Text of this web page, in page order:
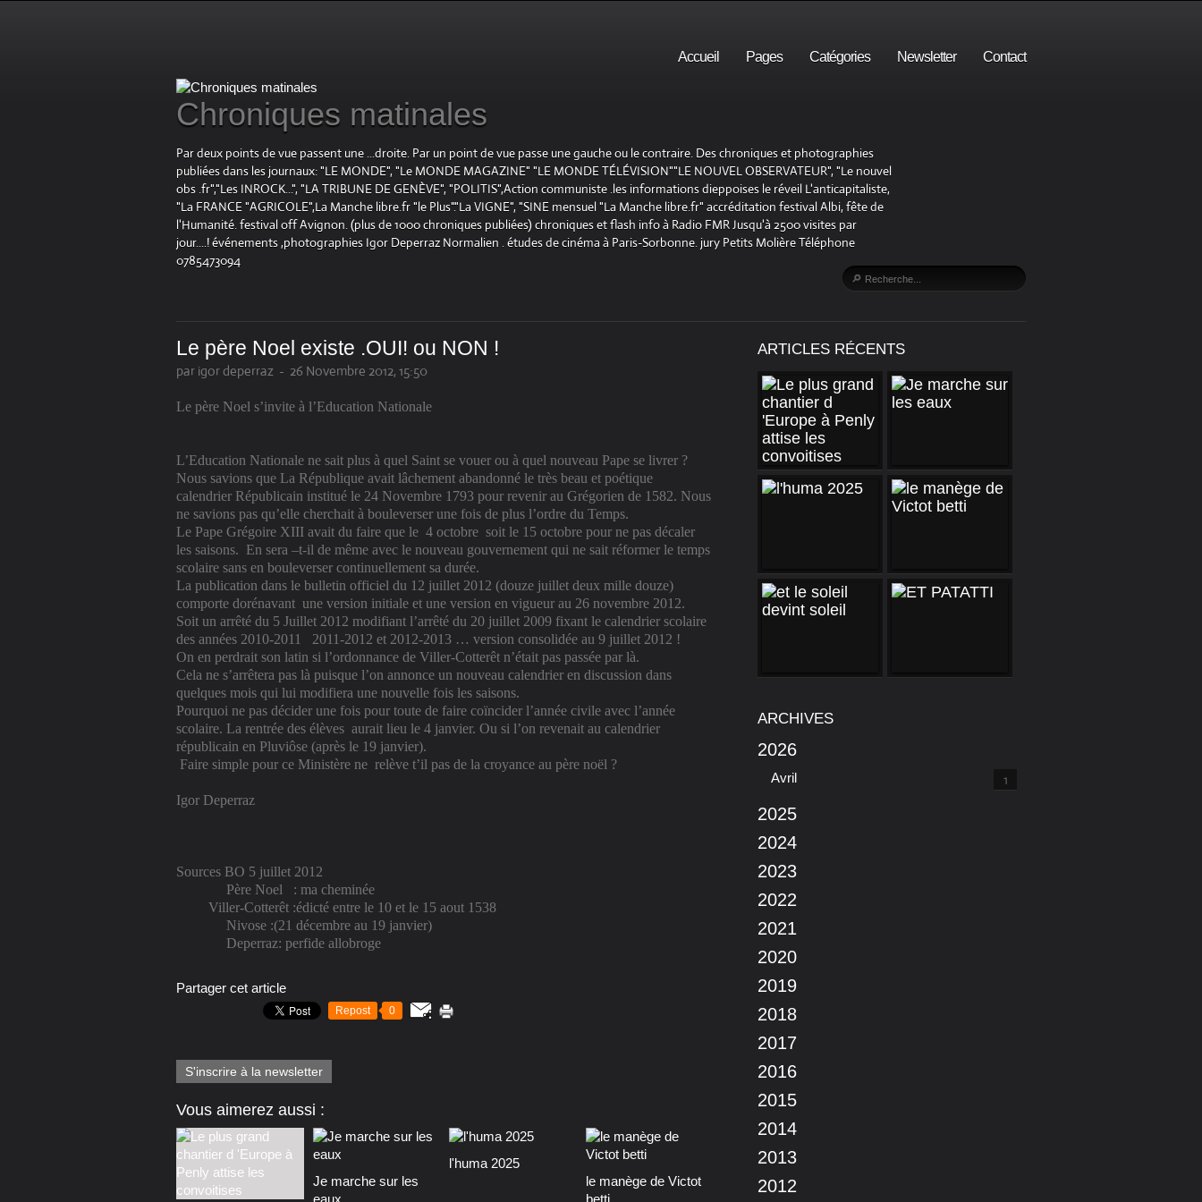
Accueil Pages Catégories Newsletter Contact
Chroniques matinales
Par deux points de vue passent une ...droite. Par un point de vue passe une gauche ou le contraire. Des chroniques et photographies
publiées dans les journaux: "LE MONDE", "Le MONDE MAGAZINE" "LE MONDE TÉLÉVISION""LE NOUVEL OBSERVATEUR", "Le nouvel
obs .fr","Les INROCK...", "LA TRIBUNE DE GENÈVE", "POLITIS",Action communiste .les informations dieppoises le réveil L'anticapitaliste,
"La FRANCE "AGRICOLE",La Manche libre.fr "le Plus"."La VIGNE", "SINE mensuel "La Manche libre.fr" accréditation festival Albi, fête de
l'Humanité. festival off Avignon. (plus de 1000 chroniques publiées) chroniques et flash info à Radio FMR Jusqu'à 2500 visites par
jour....! événements ,photographies Igor Deperraz Normalien . études de cinéma à Paris-Sorbonne. jury Petits Molière Téléphone
0785473094
Le père Noel existe .OUI! ou NON !
par igor deperraz - 26 Novembre 2012, 15:50
Le père Noel s’invite à l’Education Nationale
L’Education Nationale ne sait plus à quel Saint se vouer ou à quel nouveau Pape se livrer ?
Nous savions que La République avait lâchement abandonné le très beau et poétique
calendrier Républicain institué le 24 Novembre 1793 pour revenir au Grégorien de 1582. Nous
ne savions pas qu’elle cherchait à bouleverser une fois de plus l’ordre du Temps.
Le Pape Grégoire XIII avait du faire que le 4 octobre soit le 15 octobre pour ne pas décaler
les saisons. En sera –t-il de même avec le nouveau gouvernement qui ne sait réformer le temps
scolaire sans en bouleverser continuellement sa durée.
La publication dans le bulletin officiel du 12 juillet 2012 (douze juillet deux mille douze)
comporte dorénavant une version initiale et une version en vigueur au 26 novembre 2012.
Soit un arrêté du 5 Juillet 2012 modifiant l’arrêté du 20 juillet 2009 fixant le calendrier scolaire
des années 2010-2011
2011-2012 et 2012-2013 … version consolidée au 9 juillet 2012 !
On en perdrait son latin si l’ordonnance de Viller-Cotterêt n’était pas passée par là.
Cela ne s’arrêtera pas là puisque l’on annonce un nouveau calendrier en discussion dans
quelques mois qui lui modifiera une nouvelle fois les saisons.
Pourquoi ne pas décider une fois pour toute de faire coïncider l’année civile avec l’année
scolaire. La rentrée des élèves aurait lieu le 4 janvier. Ou si l’on revenait au calendrier
républicain en Pluviôse (après le 19 janvier).
Faire simple pour ce Ministère ne relève t’il pas de la croyance au père noël ?
Igor Deperraz
Sources BO 5 juillet 2012
Père Noel : ma cheminée
Viller-Cotterêt :édicté entre le 10 et le 15 aout 1538
Nivose :(21 décembre au 19 janvier)
Deperraz: perfide allobroge
Partager cet article
Repost 0
S'inscrire à la newsletter
Vous aimerez aussi :
Je marche sur les
l'huma 2025
le manège de Victot
ARTICLES RÉCENTS
ARCHIVES
2026
Avril 1
2025
2024
2023
2022
2021
2020
2019
2018
2017
2016
2015
2014
2013
2012